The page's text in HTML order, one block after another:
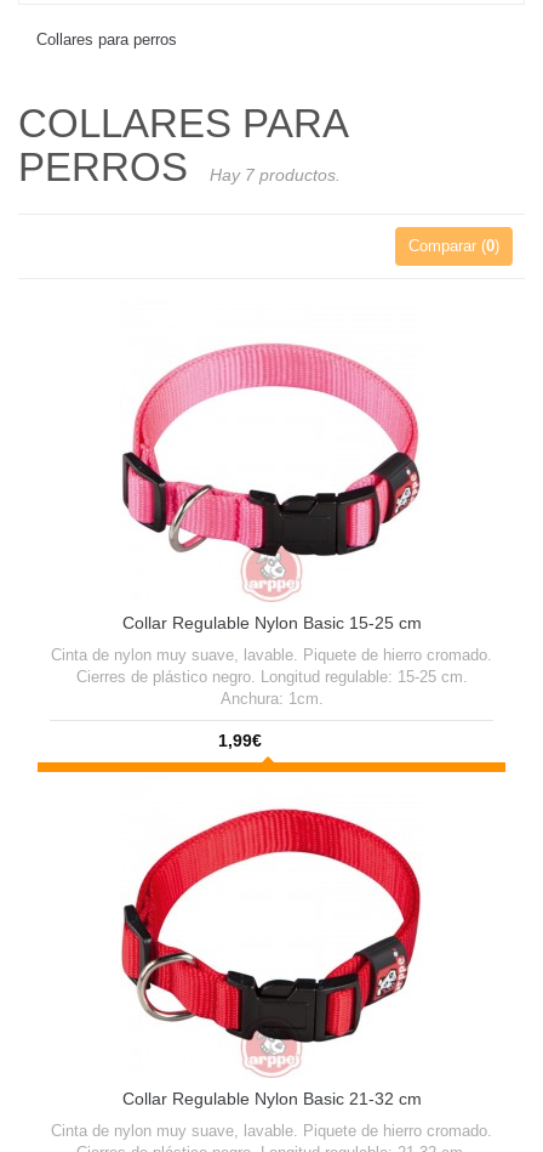
Collares para perros
COLLARES PARA
PERROS
Hay 7 productos.
Comparar (0)
Collar Regulable Nylon Basic 15-25 cm
Cinta de nylon muy suave, lavable. Piquete de hierro cromado.
Cierres de plástico negro. Longitud regulable: 15-25 cm.
Anchura: 1cm.
1,99€
Collar Regulable Nylon Basic 21-32 cm
Cinta de nylon muy suave, lavable. Piquete de hierro cromado.